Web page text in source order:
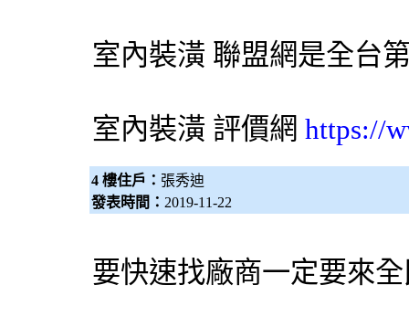
室內裝潢 聯盟網是全台
室內裝潢 評價網 https://
4 樓住戶： 張秀迪
發表時間： 2019-11-22
要快速找廠商一定要來